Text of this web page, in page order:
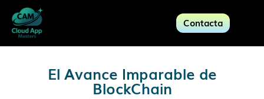
Contacta
El Avance Imparable de
BlockChain